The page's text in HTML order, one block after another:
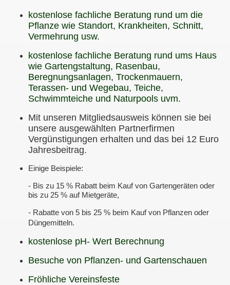
kostenlose fachliche Beratung rund um die
Pflanze wie Standort, Krankheiten, Schnitt,
Vermehrung usw.
kostenlose fachliche Beratung rund ums Haus
wie Gartengstaltung, Rasenbau,
Beregnungsanlagen, Trockenmauern,
Terassen- und Wegebau, Teiche,
Schwimmteiche und Naturpools uvm.
Mit unseren Mitgliedsausweis können sie bei
unsere ausgewählten Partnerfirmen
Vergünstigungen erhalten und das bei 12 Euro
Jahresbeitrag.
Einige Beispiele:
- Bis zu 15 % Rabatt beim Kauf von Gartengeräten oder
bis zu 25 % auf Mietgeräte,
- Rabatte von 5 bis 25 % beim Kauf von Pflanzen oder
Düngemitteln.
kostenlose pH- Wert Berechnung
Besuche von Pflanzen- und Gartenschauen
Fröhliche Vereinsfeste